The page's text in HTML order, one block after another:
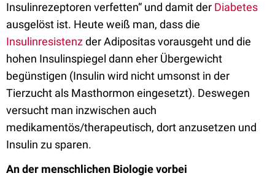
Insulinrezeptoren verfetten“ und damit der Diabetes
ausgelöst ist. Heute weiß man, dass die
Insulinresistenzder Adipositas vorausgeht und die
hohen Insulinspiegel dann eher Übergewicht
begünstigen (Insulin wird nicht umsonst in der
Tierzucht als Masthormon eingesetzt). Deswegen
versucht man inzwischen auch
medikamentös/therapeutisch, dort anzusetzen und
Insulin zu sparen.
An der menschlichen Biologie vorbei